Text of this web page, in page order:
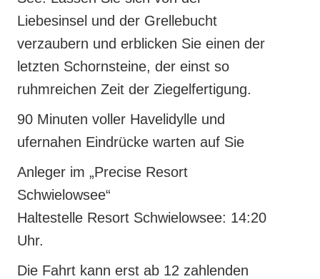
Liebesinsel und der Grellebucht
verzaubern und erblicken Sie einen der
letzten Schornsteine, der einst so
ruhmreichen Zeit der Ziegelfertigung.
90 Minuten voller Havelidylle und
ufernahen Eindrücke warten auf Sie
Anleger im „Precise Resort
Schwielowsee“
Haltestelle Resort Schwielowsee: 14:20
Uhr.
Die Fahrt kann erst ab 12 zahlenden